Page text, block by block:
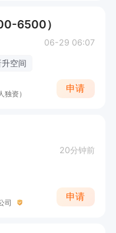
6500）
06-29 06:07
升空间
资）
申请
20分钟前
司
申请